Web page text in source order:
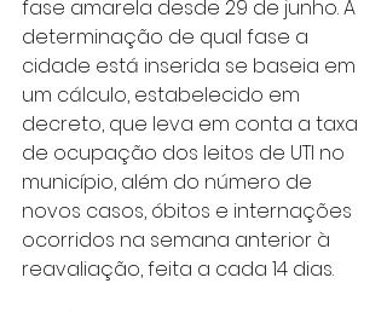
fase amarela desde 29 de junho. A
determinação de qual fase a
cidade está inserida se baseia em
um cálculo, estabelecido em
decreto, que leva em conta a taxa
de ocupação dos leitos de UTI no
município, além do número de
novos casos, óbitos e internações
ocorridos na semana anterior à
reavaliação, feita a cada 14 dias.